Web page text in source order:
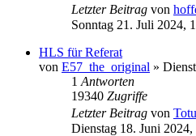
Letzter Beitrag von
Sonntag 21. Juli 2024,
HLS für Referat
von E57_the_original »
1 Antworten
19340 Zugriffe
Letzter Beitrag von
Dienstag 18. Juni 2024,